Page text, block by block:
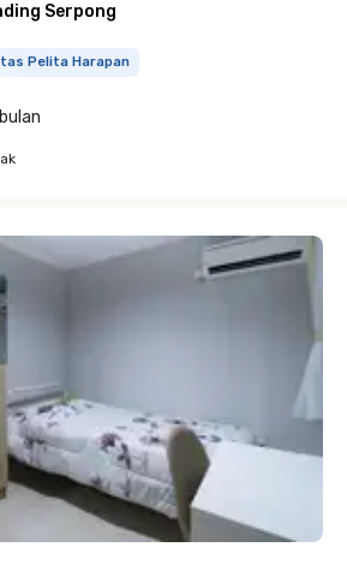
Serpong
Pelita Harapan
bulan